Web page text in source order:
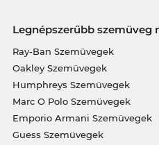
Legnépszerűbb szemüveg
Ray-Ban Szemüvegek
Oakley Szemüvegek
Humphreys Szemüvegek
Marc O Polo Szemüvegek
Emporio Armani Szemüvegek
Guess Szemüvegek